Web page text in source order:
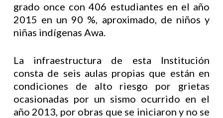
grado once con 406 estudiantes en el año
2015 en un 90 %, aproximado, de niños y
niñas indígenas Awa.
La infraestructura de esta Institución
consta de seis aulas propias que están en
condiciones de alto riesgo por grietas
ocasionadas por un sismo ocurrido en el
año 2013, por obras que se iniciaron y no se